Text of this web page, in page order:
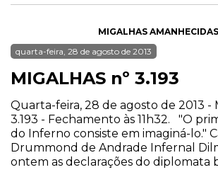
MIGALHAS AMANHECIDAS
quarta-feira, 28 de agosto de 2013
MIGALHAS nº 3.193
Quarta-feira, 28 de agosto de 2013 -
3.193 - Fechamento às 11h32. "O
do Inferno consiste em imaginá-lo."
Drummond de Andrade Infernal
ontem as declarações do diplomata